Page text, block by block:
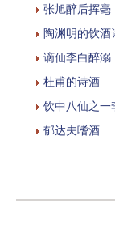
张旭醉后挥毫
陶渊明的饮酒
谪仙李白醉溺
杜甫的诗酒
饮中八仙之一
郁达夫嗜酒